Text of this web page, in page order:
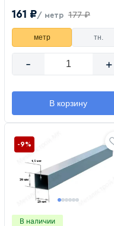
161 ₽/ метр 177 ₽
метр тн.
- +
В корзину
В наличии
-9%